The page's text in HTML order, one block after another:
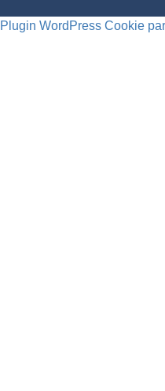
Plugin WordPress Cookie